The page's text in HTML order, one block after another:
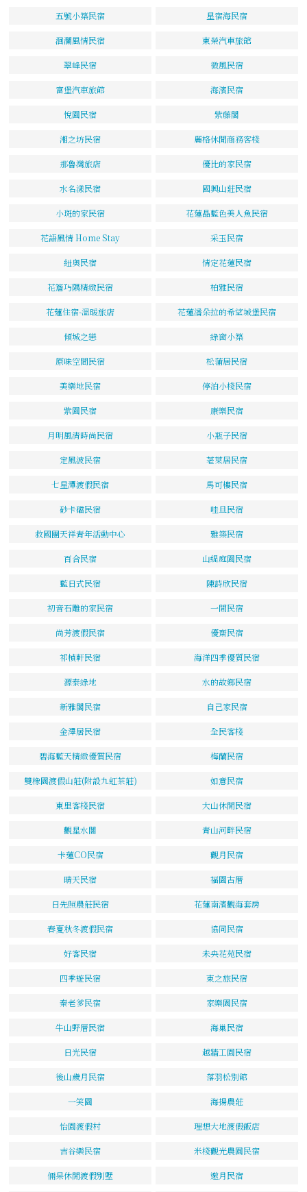
五號小築民宿 星宿海民宿
洄瀾風情民宿 東榮汽車旅館
翠峰民宿 微風民宿
富堡汽車旅館 海濱民宿
悅園民宿 紫藤閣
湘之坊民宿 麗格休閒商務客棧
那魯灣旅店 優比的家民宿
水名漾民宿 國興山莊民宿
小斑的家民宿 花蓮晶藍色美人魚民宿
花語風情 Home Stay 采玉民宿
紐奧民宿 情定花蓮民宿
花簷巧隅精緻民宿 柏雅民宿
花蓮住宿-溫暖旅店 花蓮潘朵拉的希望城堡民宿
傾城之戀 綠窗小築
原味空間民宿 松蒲居民宿
美樂地民宿 停泊小棧民宿
紫園民宿 康樂民宿
月明風清時尚民宿 小瓶子民宿
定風波民宿 荖萊居民宿
七星潭渡假民宿 馬可樓民宿
砂卡礑民宿 哇旦民宿
救國團天祥青年活動中心 雅築民宿
百合民宿 山緹庭園民宿
藍日式民宿 陳詩欣民宿
初音石雕的家民宿 一間民宿
尚芳渡假民宿 優齋民宿
祁楨軒民宿 海洋四季優質民宿
源泰綠地 水的故鄉民宿
新雅閣民宿 自己家民宿
金澤居民宿 全民客棧
碧海藍天精緻優質民宿 梅蘭民宿
雙橡園渡假山莊(附設九虹茶莊) 如意民宿
東里客棧民宿 大山休閒民宿
觀星水閣 青山河畔民宿
卡蓮CO民宿 觀月民宿
晴天民宿 福園古厝
日先照農莊民宿 花蓮南濱觀海套房
春夏秋冬渡假民宿 協同民宿
好客民宿 未央花苑民宿
四季遊民宿 東之旅民宿
秦老爹民宿 家樂園民宿
牛山野厝民宿 海巢民宿
日光民宿 越牆工園民宿
後山歲月民宿 落羽松別館
一笑園 海揚農莊
怡園渡假村 理想大地渡假飯店
吉谷樂民宿 米棧觀光農園民宿
倆呆休閒渡假別墅 邀月民宿